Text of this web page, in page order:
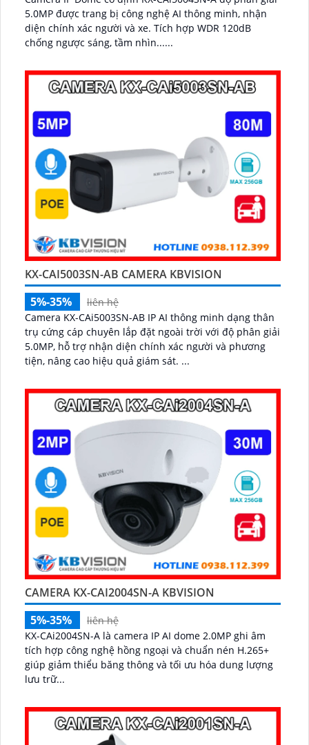
5.0MP được trang bị công nghệ AI thông minh, nhận
diện chính xác người và xe. Tích hợp WDR 120dB
chống ngược sáng, tầm nhìn......
KX-CAI5003SN-AB CAMERA KBVISION
5%-35%
liên hệ
Camera KX-CAi5003SN-AB IP AI thông minh dạng thân
trụ cứng cáp chuyên lắp đặt ngoài trời với độ phân giải
5.0MP, hỗ trợ nhận diện chính xác người và phương
tiện, nâng cao hiệu quả giám sát. ...
CAMERA KX-CAI2004SN-A KBVISION
5%-35%
liên hệ
KX-CAi2004SN-A là camera IP AI dome 2.0MP ghi âm
tích hợp công nghệ hồng ngoại và chuẩn nén H.265+
giúp giảm thiểu băng thông và tối ưu hóa dung lượng
lưu trữ...